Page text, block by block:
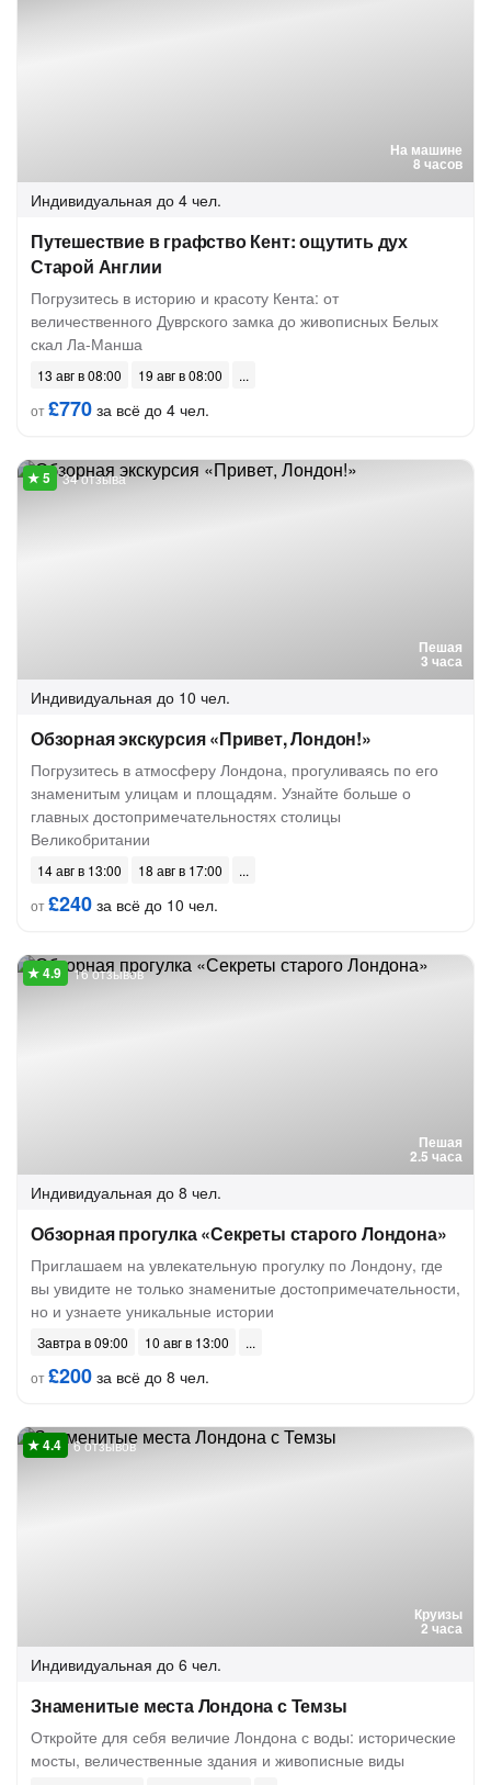
На машине
8 часов
Индивидуальная до 4 чел.
Путешествие в графство Кент: ощутить дух
Старой Англии
Погрузитесь в историю и красоту Кента: от
величественного Дуврского замка до живописных Белых
скал Ла-Манша
13 авг в 08:00
19 авг в 08:00
от£770 за всё до 4 чел.
Пешая
3 часа
34 отзыва
Индивидуальная до 10 чел.
Обзорная экскурсия «Привет, Лондон!»
Погрузитесь в атмосферу Лондона, прогуливаясь по его
знаменитым улицам и площадям. Узнайте больше о
главных достопримечательностях столицы
Великобритании
14 авг в 13:00
18 авг в 17:00
от£240 за всё до 10 чел.
Пешая
2.5 часа
16 отзывов
Индивидуальная до 8 чел.
Обзорная прогулка «Секреты старого Лондона»
Приглашаем на увлекательную прогулку по Лондону, где
вы увидите не только знаменитые достопримечательности,
но и узнаете уникальные истории
Завтра в 09:00
10 авг в 13:00
от£200 за всё до 8 чел.
Круизы
2 часа
6 отзывов
Индивидуальная до 6 чел.
Знаменитые места Лондона с Темзы
Откройте для себя величие Лондона с воды: исторические
мосты, величественные здания и живописные виды